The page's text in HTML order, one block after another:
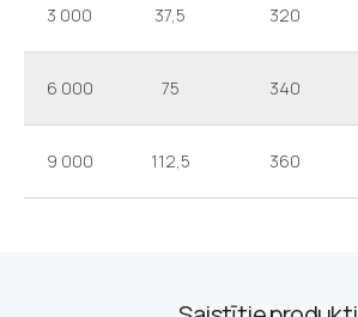
3 000 37,5 320
6 000 75 340
9 000 112,5 360